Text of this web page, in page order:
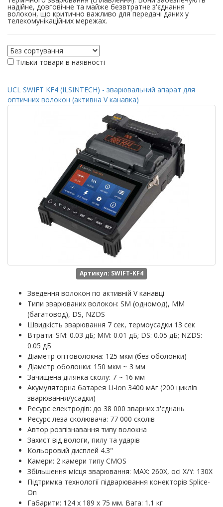
надійне, довговічне та майже безвтратне з'єднання
волокон, що критично важливо для передачі даних у
телекомунікаційних мережах.
Тільки товари в наявності
UCL SWIFT KF4 (ILSINTECH) - зварювальний апарат для
оптичних волокон (активна V канавка)
Артикул: SWIFT-KF4
Зведення волокон по активній V канавці
Типи зварюваних волокон: SM (одномод), MM
(багатовод), DS, NZDS
Швидкість зварювання 7 сек, термоусадки 13 сек
Втрати: SM: 0.03 дБ; MM: 0.01 дБ; DS: 0.05 дБ; NZDS:
0.05 дБ
Діаметр оптоволокна: 125 мкм (без оболонки)
Діаметр оболонки: 150 мкм ~ 3 мм
Зачищена ділянка сколу: 7 ~ 16 мм
Акумуляторна батарея Li-ion 3400 мАг (200 циклів
зварювання/усадки)
Ресурс електродів: до 38 000 зварних з'єднань
Ресурс леза сколювача: 77 000 сколів
Автор розпізнавання типу волокна
Захист від вологи, пилу та ударів
Кольоровий дисплей 4.3"
Камери: 2 камери типу CMOS
Збільшення місця зварювання: MAX: 260X, осі X/Y: 130X
Підтримка технології підварювання конекторів Splice-
On
Габарити: 124 х 189 х 75 мм. Вага: 1.1 кг